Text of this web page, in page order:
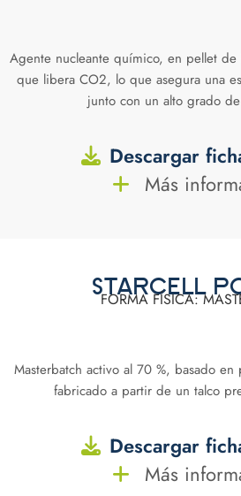
Agente nucleante químico, en pellet de
que libera CO2, lo que asegura una
junto con un alto grado
Descargar
Más
STARCELL
FORMA FÍSICA:
Masterbatch activo al 70 %, basado
fabricado a partir de un talco
Descargar
Más